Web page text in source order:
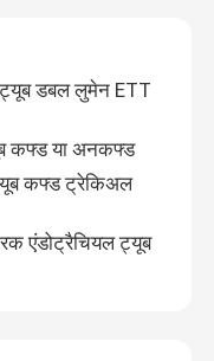
ट्यूब डबल लुमेन ETT
कफ्ड या अनकफ्ड
ट्यूब कफ्ड ट्रेकिअल
एंडोट्रैचियल ट्यूब